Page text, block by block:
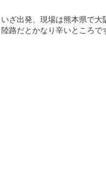
いざ出発、現場は熊本県で大
陸路だとかなり辛いところで